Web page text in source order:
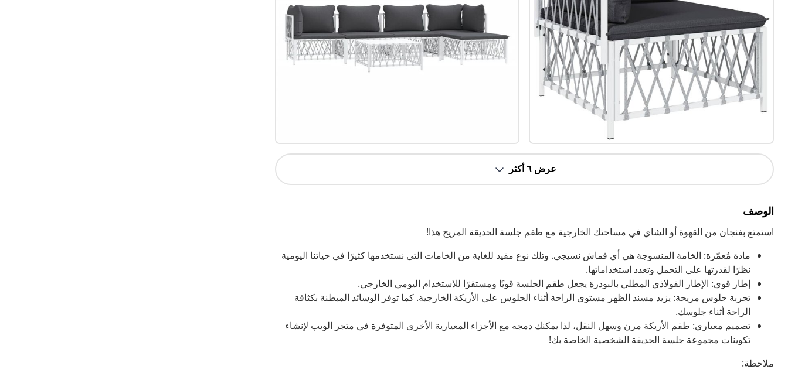
عرض ٦ أكثر
الوصف
استمتع بفنجان من القهوة أو الشاي في مساحتك الخارجية مع طقم جلسة الحديقة المريح هذا!
مادة مُعمّرة: الخامة المنسوجة هي أي قماش نسيجي. وتلك نوع مفيد للغاية من الخامات التي نستخدمها كثيرًا في حياتنا اليومية
نظرًا لقدرتها على التحمل وتعدد استخداماتها.
إطار قوي: الإطار الفولاذي المطلي بالبودرة يجعل طقم الجلسة قويًا ومستقرًا للاستخدام اليومي الخارجي.
تجربة جلوس مريحة: يزيد مسند الظهر مستوى الراحة أثناء الجلوس على الأريكة الخارجية. كما توفر الوسائد المبطنة بكثافة
الراحة أثناء جلوسك.
تصميم معياري: طقم الأريكة مرن وسهل النقل، لذا يمكنك دمجه مع الأجزاء المعيارية الأخرى المتوفرة في متجر الويب لإنشاء
تكوينات مجموعة جلسة الحديقة الشخصية الخاصة بك!
ملاحظة: